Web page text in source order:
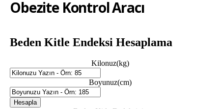
Obezite Kontrol Aracı